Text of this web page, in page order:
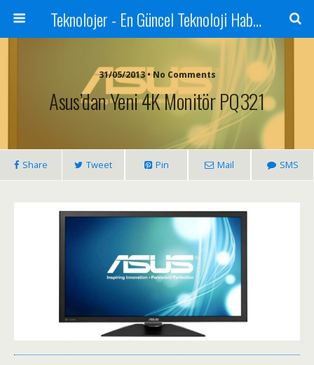
Teknolojer - En Güncel Teknoloji Haberleri
31/05/2013 • No Comments
Asus’dan Yeni 4K Monitör PQ321
Share Tweet Pin Mail SMS